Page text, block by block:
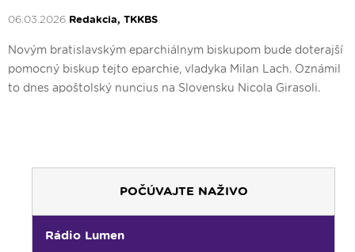
06.03.2026 Redakcia, TKKBS
Novým bratislavským eparchiálnym biskupom bude doterajší
pomocný biskup tejto eparchie, vladyka Milan Lach. Oznámil
to dnes apoštolský nuncius na Slovensku Nicola Girasoli.
POČÚVAJTE NAŽIVO
Rádio Lumen